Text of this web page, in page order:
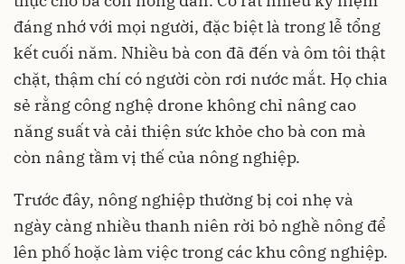
đáng nhớ với mọi người, đặc biệt là trong lễ tổng
kết cuối năm. Nhiều bà con đã đến và ôm tôi thật
chặt, thậm chí có người còn rơi nước mắt. Họ chia
sẻ rằng công nghệ drone không chỉ nâng cao
năng suất và cải thiện sức khỏe cho bà con mà
còn nâng tầm vị thế của nông nghiệp.
Trước đây, nông nghiệp thường bị coi nhẹ và
ngày càng nhiều thanh niên rời bỏ nghề nông để
lên phố hoặc làm việc trong các khu công nghiệp.